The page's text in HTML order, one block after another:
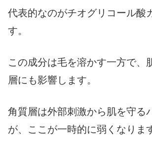
代表的なのがチオグリコール酸
す。
この成分は毛を溶かす一方で、
層にも影響します。
角質層は外部刺激から肌を守る
が、ここが一時的に弱くなりま